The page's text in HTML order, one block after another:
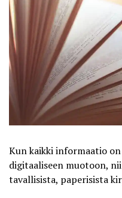
Kun kaikki informaatio
digitaaliseen muotoon,
tavallisista, paperisista